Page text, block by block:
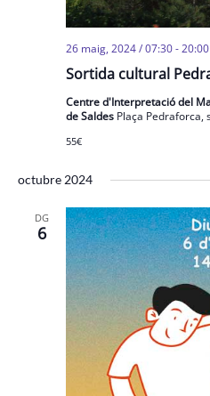
Sortida cultural
26 maig, 2024 / 07:30-20:00
Centre d'Interpretació del
de Saldes Plaça Pedraforca,
55€
octubre 2024
DG
6